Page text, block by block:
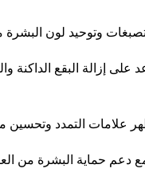
يساعد على إزالة البقع
علامات التمدد
دعم حماية البشرة من